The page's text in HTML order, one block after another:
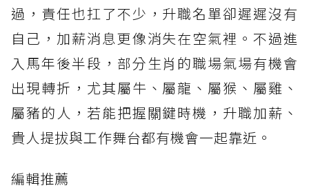
過，責任也扛了不少，升職名單卻遲遲沒有
自己，加薪消息更像消失在空氣裡。不過進
入馬年後半段，部分生肖的職場氣場有機會
出現轉折，尤其屬牛、屬龍、屬猴、屬雞、
屬豬的人，若能把握關鍵時機，升職加薪、
貴人提拔與工作舞台都有機會一起靠近。
編輯推薦